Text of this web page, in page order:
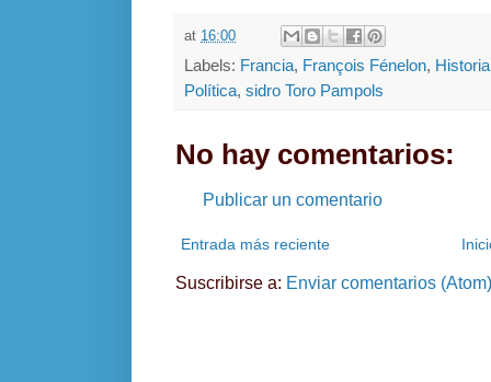
at 16:00
Labels: Francia, François Fénelon, Historia
Política, sidro Toro Pampols
No hay comentarios:
Publicar un comentario
Entrada más reciente
Suscribirse a: Enviar comentarios (Atom)